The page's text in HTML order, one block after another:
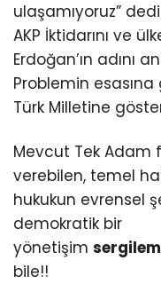
ulaşamıyoruz”
AKP İktidarını ve
Erdoğan’ın adını
Problemin
Türk Milletine
Mevcut Tek Adam
verebilen, temel
hukukun evrensel
demokratik bir
yönetişim
bile!!